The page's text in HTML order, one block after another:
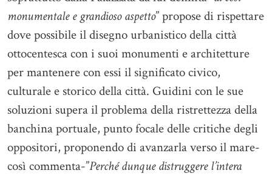
monumentale e grandioso aspetto” propose di rispettare
dove possibile il disegno urbanistico della città
ottocentesca con i suoi monumenti e architetture
per mantenere con essi il significato civico,
culturale e storico della città. Guidini con le sue
soluzioni supera il problema della ristrettezza della
banchina portuale, punto focale delle critiche degli
oppositori, proponendo di avanzarla verso il mare-
così commenta-”Perché dunque distruggere l’intera